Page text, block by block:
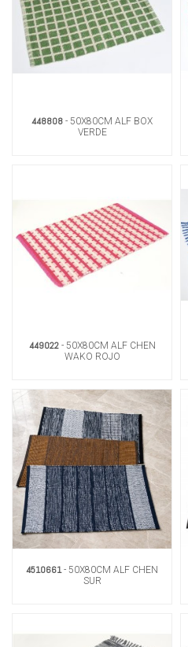
448808 - 50X80CM ALF BOX
VERDE
449022- 50X80CM ALF CHEN
WAKO ROJO
4510661- 50X80CM ALF CHEN
SUR